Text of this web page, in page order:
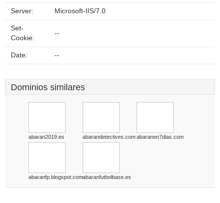
Server: Microsoft-IIS/7.0
Set-
Cookie:
--
Date: --
Dominios similares
abaran2019.es abarandetectives.comabaranen7dias.com
abaranfp.blogspot.comabaranfutbolbase.es